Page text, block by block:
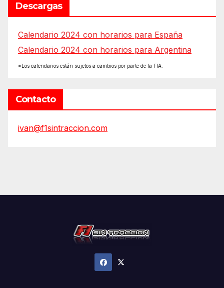
Descargas
Calendario 2024 con horarios para España
Calendario 2024 con horarios para Argentina
*Los calendarios están sujetos a cambios por parte de la FIA.
Contacto
ivan@f1sintraccion.com